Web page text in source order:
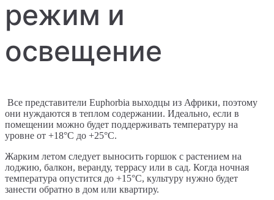
режим и
освещение
Все представители Euphorbia выходцы из Африки, поэтому
они нуждаются в теплом содержании. Идеально, если в
помещении можно будет поддерживать температуру на
уровне от +18°C до +25°C.
Жарким летом следует выносить горшок с растением на
лоджию, балкон, веранду, террасу или в сад. Когда ночная
температура опустится до +15°C, культуру нужно будет
занести обратно в дом или квартиру.